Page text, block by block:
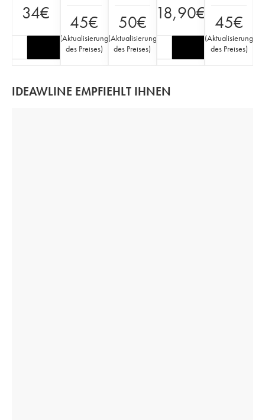
34€ 45€
(Aktualisierung
des Preises)
50€
(Aktualisierung
des Preises)
18,90€ 45€
(Aktualisierung
des Preises)
IDEAWLINE EMPFIEHLT IHNEN